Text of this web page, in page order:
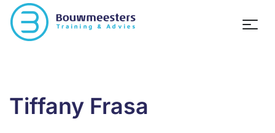
Tiffany Frasa